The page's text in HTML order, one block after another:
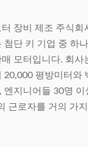
장비 제조 주식회
첨단 키 기업 중 하
모터입니다. 회사
20,000 평방미터와
엔지니어들 30명
근로자를 거의 가